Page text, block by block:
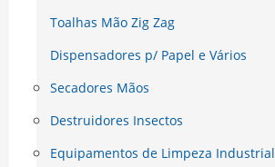
Toalhas Mão Zig Zag
Dispensadores p/ Papel e Vários
Secadores Mãos
Destruidores Insectos
Equipamentos de Limpeza Industrial